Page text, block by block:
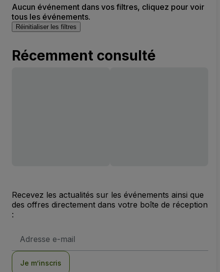
Aucun événement dans vos filtres, cliquez pour voir
tous les événements.
Réinitialiser les filtres
Récemment consulté
Recevez les actualités sur les événements ainsi que
des offres directement dans votre boîte de réception
:
e-
Je m’inscris